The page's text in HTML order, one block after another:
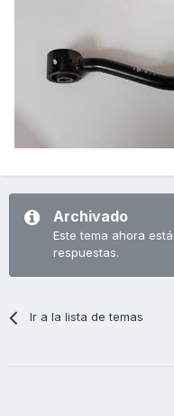
Archivado
Este tema ahora
respuestas.
Ir a la lista de temas